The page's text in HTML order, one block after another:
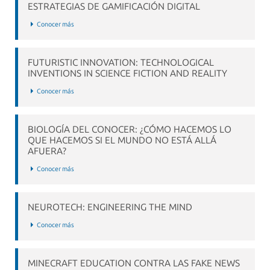
ESTRATEGIAS DE GAMIFICACIÓN DIGITAL
Conocer más
FUTURISTIC INNOVATION: TECHNOLOGICAL
INVENTIONS IN SCIENCE FICTION AND REALITY
Conocer más
BIOLOGÍA DEL CONOCER: ¿CÓMO HACEMOS LO
QUE HACEMOS SI EL MUNDO NO ESTÁ ALLÁ
AFUERA?
Conocer más
NEUROTECH: ENGINEERING THE MIND
Conocer más
MINECRAFT EDUCATION CONTRA LAS FAKE NEWS